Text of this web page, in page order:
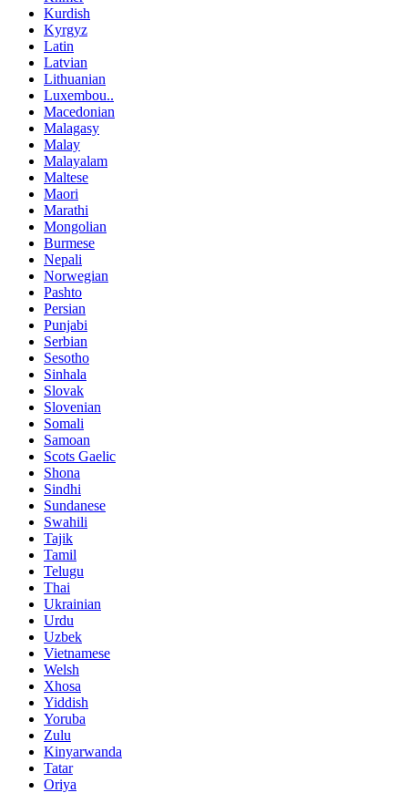
Kurdish
Kyrgyz
Latin
Latvian
Lithuanian
Luxembou..
Macedonian
Malagasy
Malay
Malayalam
Maltese
Maori
Marathi
Mongolian
Burmese
Nepali
Norwegian
Pashto
Persian
Punjabi
Serbian
Sesotho
Sinhala
Slovak
Slovenian
Somali
Samoan
Scots Gaelic
Shona
Sindhi
Sundanese
Swahili
Tajik
Tamil
Telugu
Thai
Ukrainian
Urdu
Uzbek
Vietnamese
Welsh
Xhosa
Yiddish
Yoruba
Zulu
Kinyarwanda
Tatar
Oriya